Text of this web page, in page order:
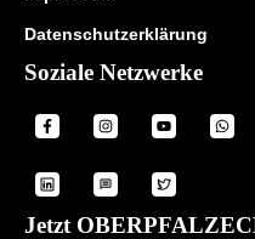
Datenschutzerklärung
Soziale Netzwerke
Jetzt